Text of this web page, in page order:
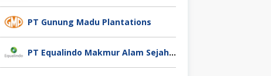
PT Gunung Madu Plantations
PT Equalindo Makmur Alam Sejahtera (Equalindo Group)